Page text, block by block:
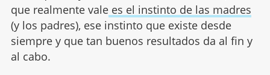
que realmente valees el instinto de las madres
(y los padres), ese instinto que existe desde
siempre y que tan buenos resultados da al fin y
al cabo.